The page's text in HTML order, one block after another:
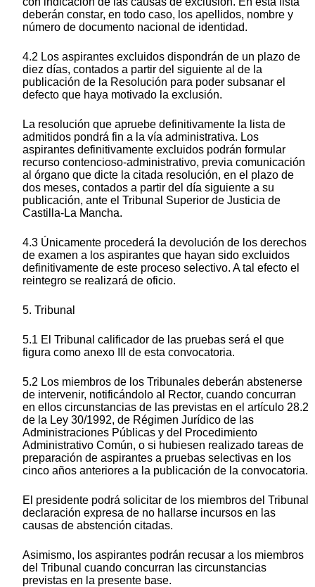
deberán constar, en todo caso, los apellidos, nombre y
número de documento nacional de identidad.
4.2 Los aspirantes excluidos dispondrán de un plazo de
diez días, contados a partir del siguiente al de la
publicación de la Resolución para poder subsanar el
defecto que haya motivado la exclusión.
La resolución que apruebe definitivamente la lista de
admitidos pondrá fin a la vía administrativa. Los
aspirantes definitivamente excluidos podrán formular
recurso contencioso-administrativo, previa comunicación
al órgano que dicte la citada resolución, en el plazo de
dos meses, contados a partir del día siguiente a su
publicación, ante el Tribunal Superior de Justicia de
Castilla-La Mancha.
4.3 Únicamente procederá la devolución de los derechos
de examen a los aspirantes que hayan sido excluidos
definitivamente de este proceso selectivo. A tal efecto el
reintegro se realizará de oficio.
5. Tribunal
5.1 El Tribunal calificador de las pruebas será el que
figura como anexo III de esta convocatoria.
5.2 Los miembros de los Tribunales deberán abstenerse
de intervenir, notificándolo al Rector, cuando concurran
en ellos circunstancias de las previstas en el artículo 28.2
de la Ley 30/1992, de Régimen Jurídico de las
Administraciones Públicas y del Procedimiento
Administrativo Común, o si hubiesen realizado tareas de
preparación de aspirantes a pruebas selectivas en los
cinco años anteriores a la publicación de la convocatoria.
El presidente podrá solicitar de los miembros del Tribunal
declaración expresa de no hallarse incursos en las
causas de abstención citadas.
Asimismo, los aspirantes podrán recusar a los miembros
del Tribunal cuando concurran las circunstancias
previstas en la presente base.